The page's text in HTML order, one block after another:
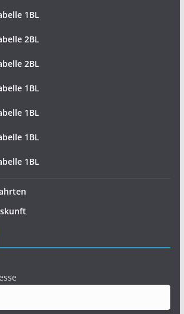
1BL
2BL
2BL
1BL
1BL
1BL
1BL